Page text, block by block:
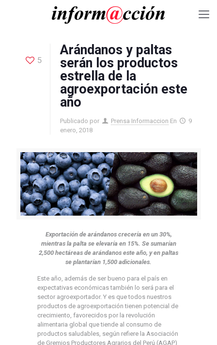
5
Arándanos y paltas
serán los productos
estrella de la
agroexportación este
año
Publicado por Prensa Informaccion En
9
enero, 2018
Exportación de arándanos crecería en un 30%,
mientras la palta se elevaría en 15%. Se sumarían
2,500 hectáreas de arándanos este año, y en paltas
se plantarían 1,500 adicionales.
Este año, además de ser bueno para el país en
expectativas económicas también lo será para el
sector agroexportador. Y es que todos nuestros
productos de agroexportación tienen potencial de
crecimiento, favorecidos por la revolución
alimentaria global que tiende al consumo de
productos saludables, según refiere la Asociación
de Gremios Productores Agrarios del Perú (AGAP)